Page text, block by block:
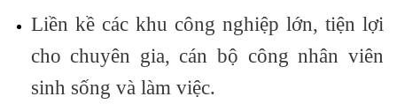
Liền kề các khu công nghiệp lớn, tiện lợi
cho chuyên gia, cán bộ công nhân viên
sinh sống và làm việc.